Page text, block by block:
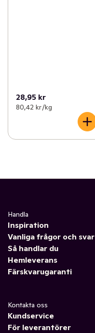
28,95 kr
80,42 kr /kg
Handla
Inspiration
Vanliga frågor och svar
Så handlar du
Hemleverans
Färskvarugaranti
Kontakta oss
Kundservice
För leverantörer